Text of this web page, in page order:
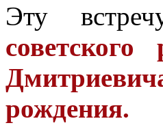
Эту
советского
рождения.